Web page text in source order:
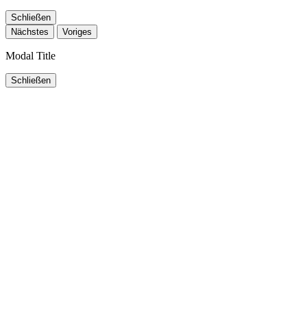
Schließen
Nächstes
Voriges
Modal Title
Schließen